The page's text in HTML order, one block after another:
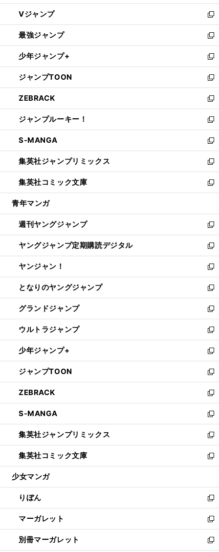
ウ
ィ
ン
ド
ウ
で
開
く
し
い
ウ
ィ
ン
ド
ウ
で
開
く
Vジャンプ
新
し
い
ウ
ィ
ン
ド
ウ
で
開
く
最強ジャンプ
新
し
い
ウ
ィ
ン
ド
ウ
で
開
く
少年ジャンプ+
新
し
い
ウ
ィ
ン
ド
ウ
で
開
く
ジャンプTOON
新
し
い
ウ
ィ
ン
ド
ウ
で
開
く
ZEBRACK
新
し
い
ウ
ィ
ン
ド
ウ
で
開
ジャンプルーキー！
新
し
い
ウ
ィ
ン
ド
ウ
開
く
S-MANGA
新
し
い
ウ
ィ
ン
ウ
で
開
く
集英社ジャンプリミックス
新
し
い
ウ
ン
ド
ウ
で
開
く
集英社コミック文庫
新
し
ウ
ィ
ン
ド
ウ
で
開
く
青年マンガ
週刊ヤングジャンプ
新
し
い
ウ
ィ
ン
ド
ウ
で
開
く
ヤングジャンプ定期購読デジタル
新
し
い
ウ
ィ
ン
ド
ウ
で
開
く
ヤンジャン！
新
し
い
ウ
ィ
ン
ド
ウ
で
開
く
となりのヤングジャンプ
新
し
い
ウ
ィ
ン
ド
ウ
で
開
く
グランドジャンプ
新
し
い
ウ
ィ
ン
ド
ウ
で
開
く
ウルトラジャンプ
新
し
い
ウ
ィ
ン
ド
ウ
で
開
く
少年ジャンプ+
新
し
い
ウ
ィ
ン
ド
ウ
で
開
く
ジャンプTOON
新
し
い
ウ
ィ
ン
ド
ウ
で
開
ZEBRACK
新
し
い
ウ
ィ
ン
ド
ウ
開
く
S-MANGA
新
し
い
ウ
ィ
ン
ウ
で
開
く
集英社ジャンプリミックス
新
し
い
ウ
ン
ド
ウ
で
開
く
集英社コミック文庫
新
し
ウ
ィ
ン
ド
ウ
で
開
少女マンガ
りぼん
新
し
い
ウ
ィ
マーガレット
新
し
い
別冊マーガレット
新